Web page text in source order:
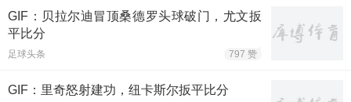
GIF：贝拉尔迪冒顶桑德罗头球破门，尤文扳
平比分
足球头条 797 赞
GIF：里奇怒射建功，纽卡斯尔扳平比分